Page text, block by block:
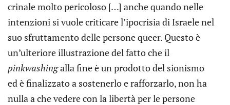
crinale molto pericoloso […] anche quando nelle
intenzioni si vuole criticare l’ipocrisia di Israele nel
suo sfruttamento delle persone queer. Questo è
un’ulteriore illustrazione del fatto che il
pinkwashingalla fine è un prodotto del sionismo
ed è finalizzato a sostenerlo e rafforzarlo, non ha
nulla a che vedere con la libertà per le persone